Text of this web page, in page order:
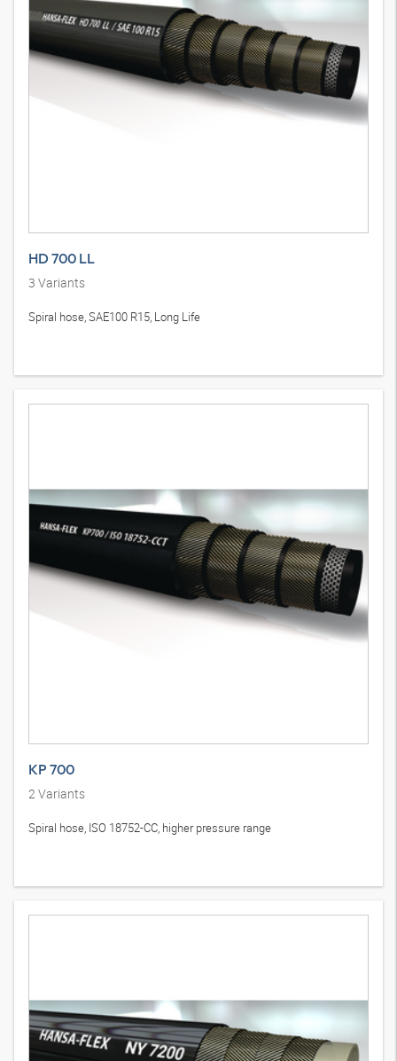
HD 700 LL
3 Variants
Spiral hose, SAE100 R15, Long Life
KP 700
2Variants
Spiral hose, ISO 18752-CC, higher pressure range